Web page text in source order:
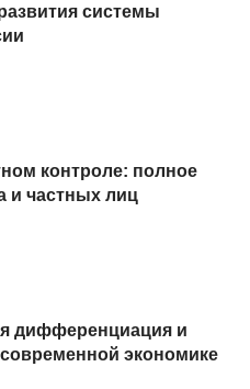
системы
контроле: полное
и частных лиц
дифференциация и
экономике